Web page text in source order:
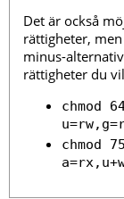
Det är också
rättigheter,
minus-
rättigheter du
chmod
chmod